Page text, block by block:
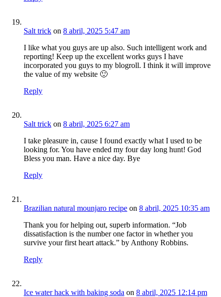
Salt trick on 8 abril, 2025 5:47 am
I like what you guys are up also. Such intelligent work and
reporting! Keep up the excellent works guys I have
incorporated you guys to my blogroll. I think it will improve
the value of my website 🙂
Reply
Salt trick on 8 abril, 2025 6:27 am
I take pleasure in, cause I found exactly what I used to be
looking for. You have ended my four day long hunt! God
Bless you man. Have a nice day. Bye
Reply
Brazilian natural mounjaro recipe on 8 abril, 2025 10:35 am
Thank you for helping out, superb information. “Job
dissatisfaction is the number one factor in whether you
survive your first heart attack.” by Anthony Robbins.
Reply
Ice water hack with baking soda on 8 abril, 2025 12:14 pm